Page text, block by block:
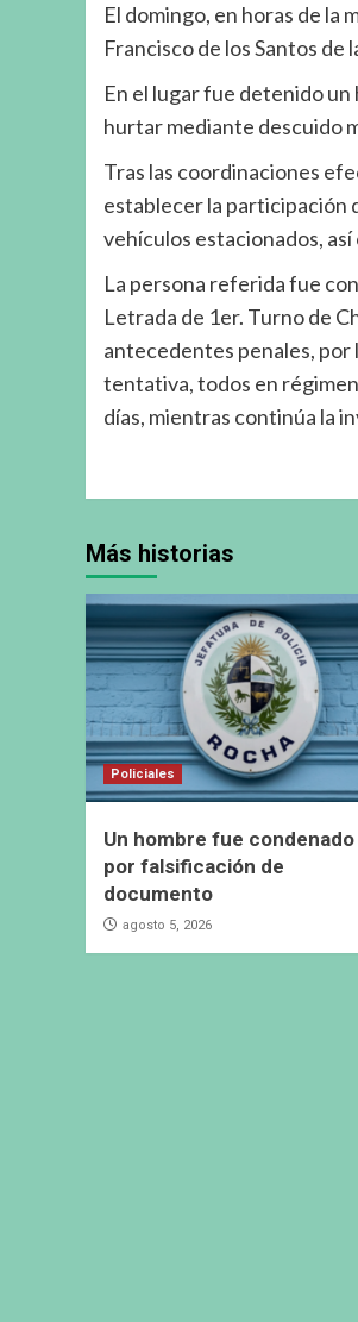
El domingo, en horas de la
Francisco de los Santos
En el lugar fue detenido
hurtar mediante descuido
Tras las coordinaciones
establecer la participación
vehículos estacionados,
La persona referida fue
Letrada de 1er. Turno de
antecedentes penales, por
tentativa, todos en
días, mientras continúa la
Más historias
Policiales
Un hombre fue condenado
por falsificación de
documento
agosto 5, 2026